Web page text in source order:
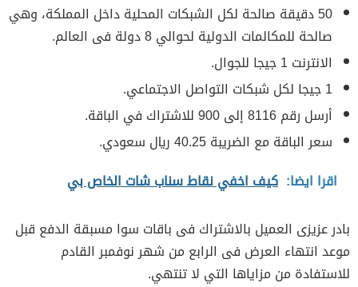
50 دقيقة صالحة لكل الشبكات المحلية داخل المملكة، وهي
صالحة للمكالمات الدولية لحوالي 8 دولة فى العالم.
الانترنت 1 جيجا للجوال.
1 جيجا لكل شبكات التواصل الاجتماعي.
أرسل رقم 8116 إلى 900 للاشتراك في الباقة.
سعر الباقة مع الضريبة 40.25 ريال سعودي.
اقرا ايضا: كيف اخفي نقاط سناب شات الخاص بي
بادر عزيزى العميل بالاشتراك فى باقات سوا مسبقة الدفع قبل
موعد انتهاء العرض فى الرابع من شهر نوفمبر القادم
للاستفادة من مزاياها التي لا تنتهي.